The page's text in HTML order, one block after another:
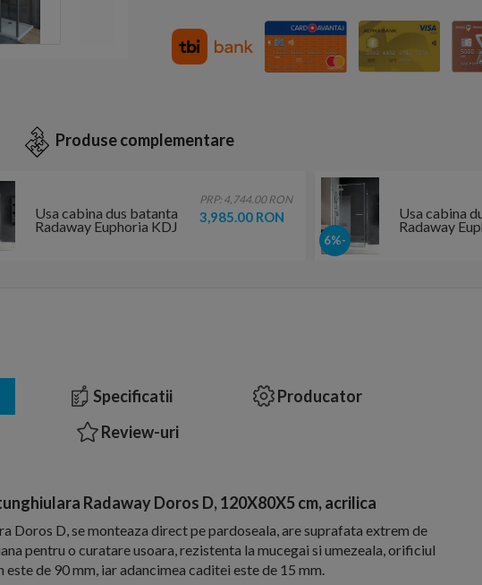
Produse complementare
-6%
Usa cabina
Radaway
120xH200 cm
Usa cabina dus batanta
Radaway Euphoria KDJ
120xH200 cm
PRP: 4,744.00 RON
3,985.00 RON
Specificatii
Producator
Review-uri
Radaway Doros D, 120X80X5 cm, acrilica
Doros D, se monteaza direct pe pardoseala, are suprafata extrem de
pentru o curatare usoara, rezistenta la mucegai si umezeala, orificiul
este de 90 mm, iar adancimea caditei este de 15 mm.